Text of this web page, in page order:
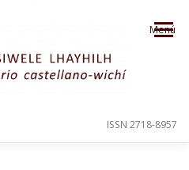
Menú
ISSN 2718-8957